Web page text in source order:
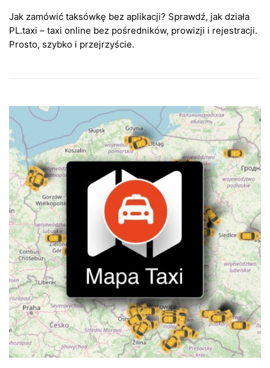
Jak zamówić taksówkę bez aplikacji? Sprawdź, jak działa
PL.taxi – taxi online bez pośredników, prowizji i rejestracji.
Prosto, szybko i przejrzyście.